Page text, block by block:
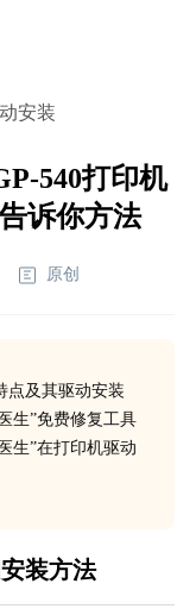
安装
540打印机
诉你方法
原创
点及其驱动安装
生”免费修复工具
生”在打印机驱动
装方法